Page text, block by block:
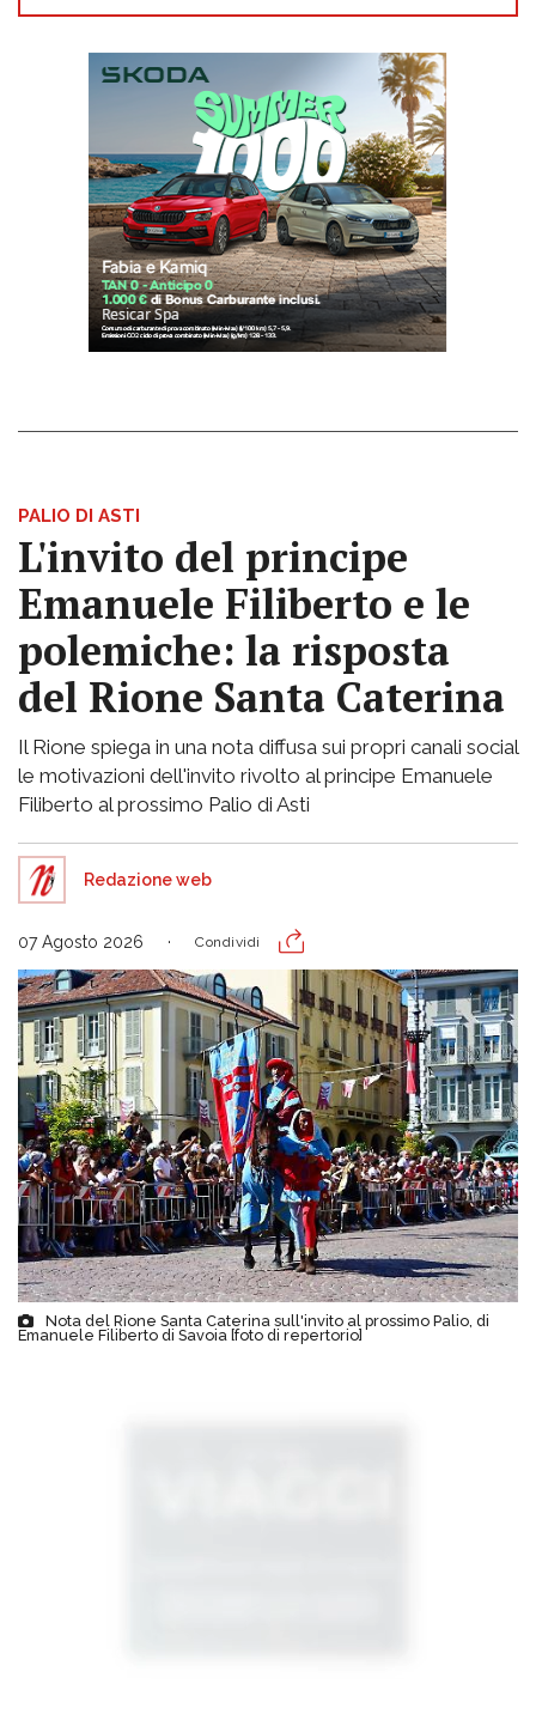
PALIO DI ASTI
L'invito del principe
Emanuele Filiberto e le
polemiche: la risposta
del Rione Santa Caterina
Il Rione spiega in una nota diffusa sui propri canali social
le motivazioni dell'invito rivolto al principe Emanuele
Filiberto al prossimo Palio di Asti
Redazione web
07 Agosto 2026 Condividi
Nota del Rione Santa Caterina sull'invito al prossimo Palio, di
Emanuele Filiberto di Savoia [foto di repertorio]